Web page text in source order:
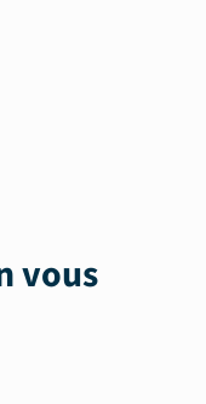
vous